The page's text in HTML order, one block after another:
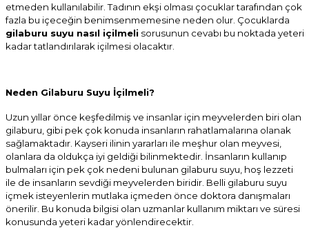
etmeden kullanılabilir. Tadının ekşi olması çocuklar tarafından çok
fazla bu içeceğin benimsenmemesine neden olur. Çocuklarda
gilaburu suyu nasıl içilmelisorusunun cevabı bu noktada yeteri
kadar tatlandırılarak içilmesi olacaktır.
Neden Gilaburu Suyu İçilmeli?
Uzun yıllar önce keşfedilmiş ve insanlar için meyvelerden biri olan
gilaburu, gibi pek çok konuda insanların rahatlamalarına olanak
sağlamaktadır. Kayseri ilinin yararları ile meşhur olan meyvesi,
olanlara da oldukça iyi geldiği bilinmektedir. İnsanların kullanıp
bulmaları için pek çok nedeni bulunan gilaburu suyu, hoş lezzeti
ile de insanların sevdiği meyvelerden biridir. Belli gilaburu suyu
içmek isteyenlerin mutlaka içmeden önce doktora danışmaları
önerilir. Bu konuda bilgisi olan uzmanlar kullanım miktarı ve süresi
konusunda yeteri kadar yönlendirecektir.